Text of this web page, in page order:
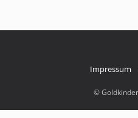
Impressum
©